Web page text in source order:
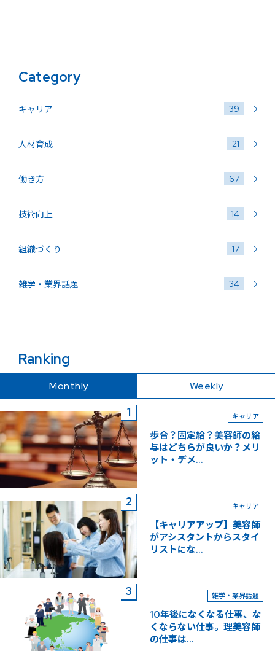
Category
キャリア 39
人材育成 21
働き方 67
技術向上 14
組織づくり 17
雑学・業界話題 34
Ranking
Monthly Weekly
キャリア
歩合？固定給？美容師の給
与はどちらが良いか？メリ
ット・デメ...
キャリア
【キャリアアップ】美容師
がアシスタントからスタイ
リストにな...
雑学・業界話題
10年後になくなる仕事、な
くならない仕事。理美容師
の仕事は...